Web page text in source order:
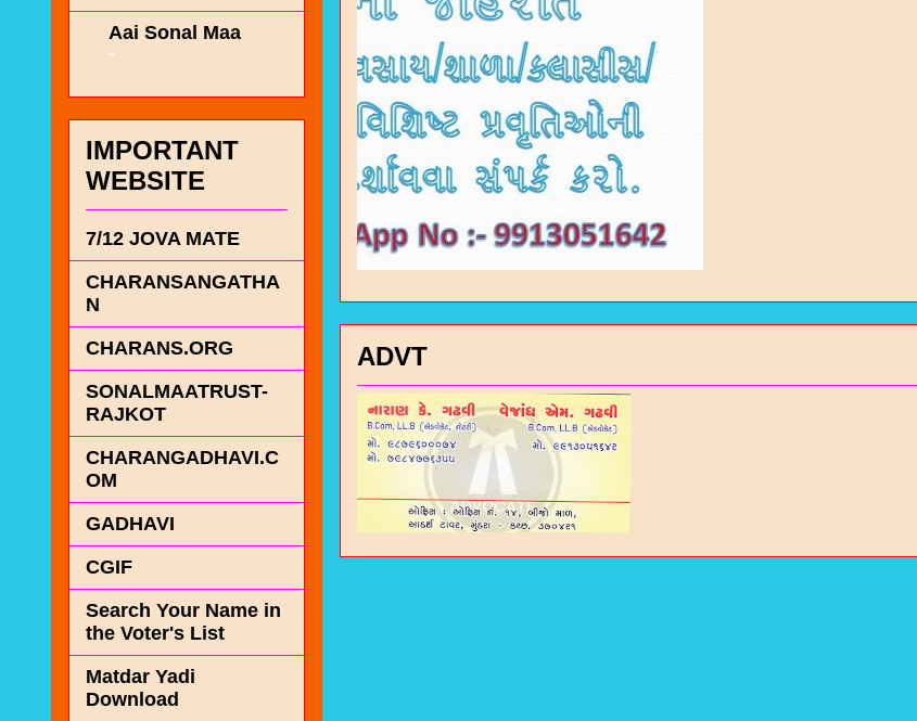
ADVT
Aai Sonal Maa
-
IMPORTANT
WEBSITE
7/12 JOVA MATE
CHARANSANGATHA
N
CHARANS.ORG
SONALMAATRUST-
RAJKOT
CHARANGADHAVI.C
OM
GADHAVI
CGIF
Search Your Name in
the Voter's List
Matdar Yadi
Download